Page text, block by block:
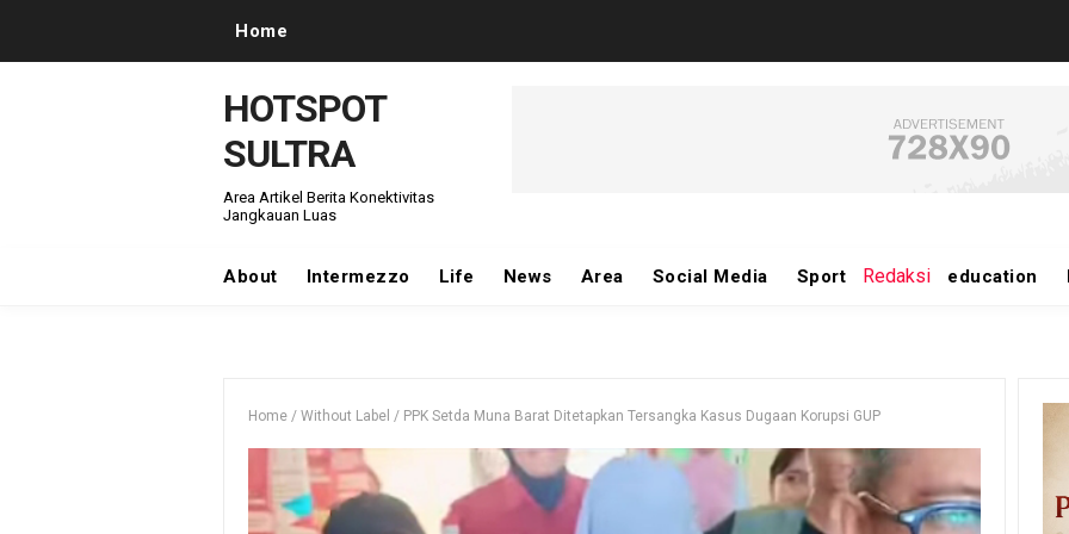
Home
HOTSPOT
SULTRA
Area Artikel Berita Konektivitas
Jangkauan Luas
About Intermezzo Life News Area Social Media Sport Redaksi education
Home / Without Label / PPK Setda Muna Barat Ditetapkan Tersangka Kasus Dugaan Korupsi GUP